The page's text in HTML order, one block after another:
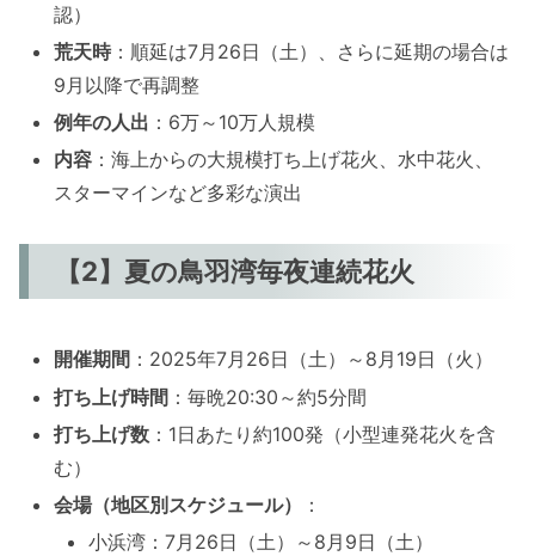
認）
荒天時：順延は7月26日（土）、さらに延期の場合は
9月以降で再調整
例年の人出 ：6万～10万人規模
内容 ：海上からの大規模打ち上げ花火、水中花火、
スターマインなど多彩な演出
【2】夏の鳥羽湾毎夜連続花火
開催期間 ：2025年7月26日（土）～8月19日（火）
打ち上げ時間 ：毎晩20:30～約5分間
打ち上げ数 ：1日あたり約100発（小型連発花火を含
む）
会場（地区別スケジュール）
：
小浜湾：7月26日（土）～8月9日（土）